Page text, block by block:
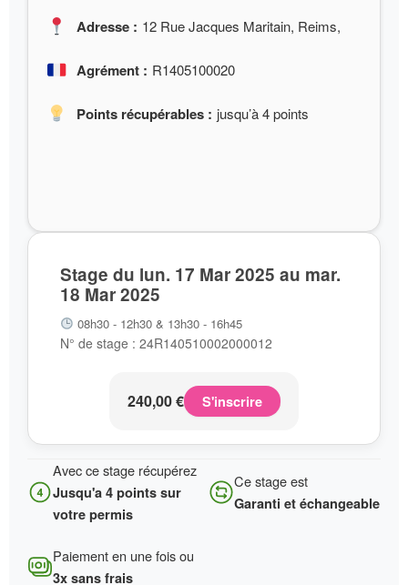
Adresse : 12 Rue Jacques Maritain, Reims,
Agrément : R1405100020
Points récupérables : jusqu’à 4 points
Stage du lun. 17 Mar 2025 au mar.
18 Mar 2025
08h30 - 12h30 & 13h30 - 16h45
N° de stage : 24R140510002000012
240,00€ S'inscrire
Avec ce stage récupérez
Jusqu'a 4 points sur
votre permis
Ce stage est
Garanti et échangeable
Paiement en une fois ou
3x sans frais